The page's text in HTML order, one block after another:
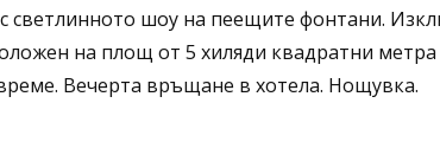
светлинното шоу на пеещите фонтани.
на площ от 5 хиляди квадратни
Вечерта връщане в хотела. Нощувка.